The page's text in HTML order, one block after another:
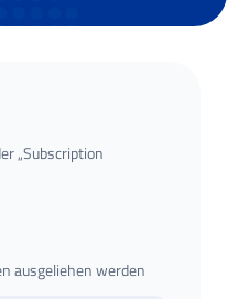
„Subscription
ausgeliehen werden